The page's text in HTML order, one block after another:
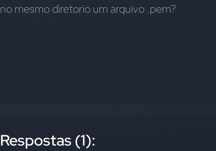
no mesmo diretorio um arquivo .pem?
Respostas (1):